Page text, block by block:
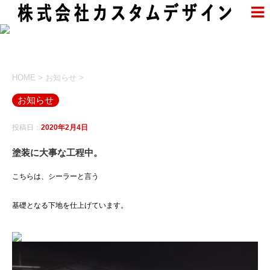
HOME > お知らせ >
お知らせ
投稿日： 2020年2月4日
塗装に大事な工程中。
こちらは、シーラーと言う
基礎となる下地を仕上げています。